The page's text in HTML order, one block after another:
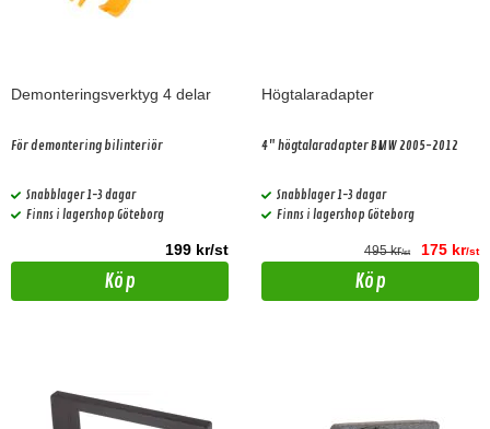
Demonteringsverktyg 4 delar
För demontering bilinteriör
Snabblager 1-3 dagar
Finns i lagershop Göteborg
199 kr/st
Köp
Högtalaradapter
4" högtalaradapter BMW 2005-2012
Snabblager 1-3 dagar
Finns i lagershop Göteborg
495 kr/st 175 kr/st
Köp